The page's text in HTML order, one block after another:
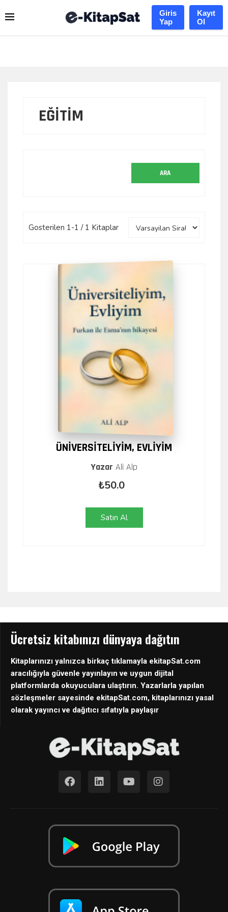
Giris
Yap
Kayıt
Ol
EĞİTİM
Gosterilen 1-1 / 1 Kitaplar
ÜNİVERSİTELİYİM, EVLİYİM
Yazar Ali Alp
₺50.0
Satın Al
Ücretsiz kitabınızı dünyaya dağıtın
Kitaplarınızı yalnızca birkaç tıklamayla ekitapSat.com
aracılığıyla güvenle yayınlayın ve uygun dijital
platformlarda okuyuculara ulaştırın. Yazarlarla yapılan
sözleşmeler sayesinde ekitapSat.com, kitaplarınızı yasal
olarak yayıncı ve dağıtıcı sıfatıyla paylaşır